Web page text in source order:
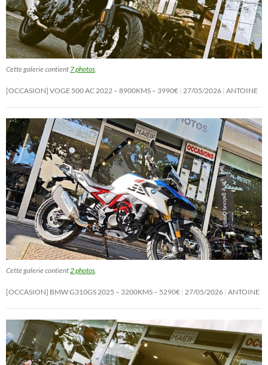
Cette galerie contient 7 photos.
[OCCASION] VOGE 500 AC 2022 – 8900KMS – 3990€ 27/05/2026 ANTOINE
Cette galerie contient2 photos.
[OCCASION] BMW G310GS 2025 – 3200KMS – 5290€ 27/05/2026 ANTOINE